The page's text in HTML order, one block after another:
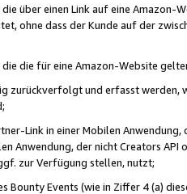
über einen Link auf eine
ohne dass der Kunde auf der
die für eine Amazon-Website
zurückverfolgt und erfasst werden,
Link in einer Mobilen
Anwendung, der nicht Creators
zur Verfügung stellen, nutzt;
Bounty Events (wie in Ziffer 4 (a)